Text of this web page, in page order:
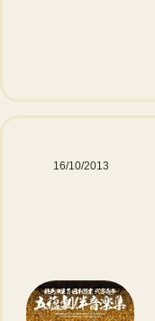
16/10/2013